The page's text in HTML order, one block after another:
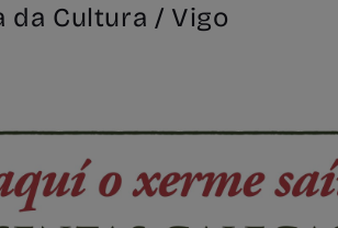
da Cultura / Vigo